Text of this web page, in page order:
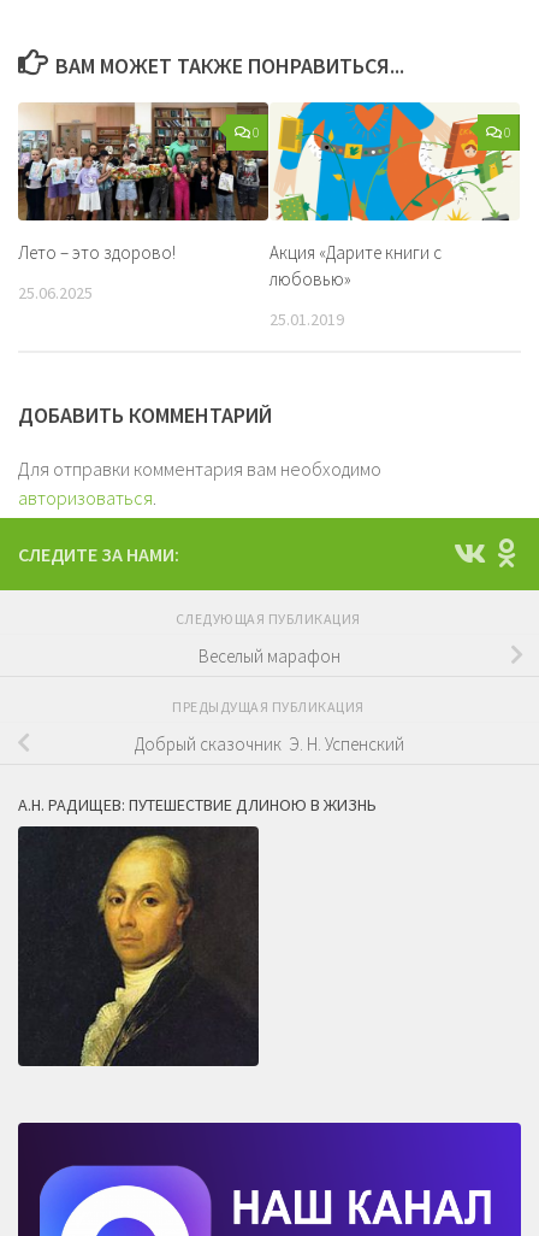
ВАМ МОЖЕТ ТАКЖЕ ПОНРАВИТЬСЯ...
0
Лето – это здорово!
25.06.2025
0
Акция «Дарите книги с
любовью»
25.01.2019
ДОБАВИТЬ КОММЕНТАРИЙ
Для отправки комментария вам необходимо
авторизоваться
СЛЕДИТЕ ЗА НАМИ:
СЛЕДУЮЩАЯ ПУБЛИКАЦИЯ
Веселый марафон
ПРЕДЫДУЩАЯ ПУБЛИКАЦИЯ
Добрый сказочник Э. Н. Успенский
А.Н. РАДИЩЕВ: ПУТЕШЕСТВИЕ ДЛИНОЮ В ЖИЗНЬ